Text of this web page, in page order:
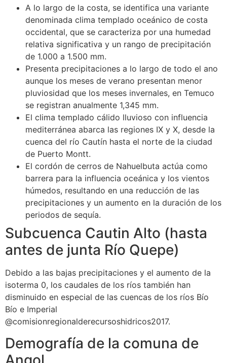
A lo largo de la costa, se identifica una variante
denominada clima templado oceánico de costa
occidental, que se caracteriza por una humedad
relativa significativa y un rango de precipitación
de 1.000 a 1.500 mm.
Presenta precipitaciones a lo largo de todo el ano
aunque los meses de verano presentan menor
pluviosidad que los meses invernales, en Temuco
se registran anualmente 1,345 mm.
El clima templado cálido lluvioso con influencia
mediterránea abarca las regiones IX y X, desde la
cuenca del río Cautín hasta el norte de la ciudad
de Puerto Montt.
El cordón de cerros de Nahuelbuta actúa como
barrera para la influencia oceánica y los vientos
húmedos, resultando en una reducción de las
precipitaciones y un aumento en la duración de los
periodos de sequía.
Subcuenca Cautin Alto (hasta
antes de junta Río Quepe)
Debido a las bajas precipitaciones y el aumento de la
isoterma 0, los caudales de los ríos también han
disminuido en especial de las cuencas de los ríos Bío
Bío e Imperial
@comisionregionalderecursoshidricos2017.
Demografía de la comuna de